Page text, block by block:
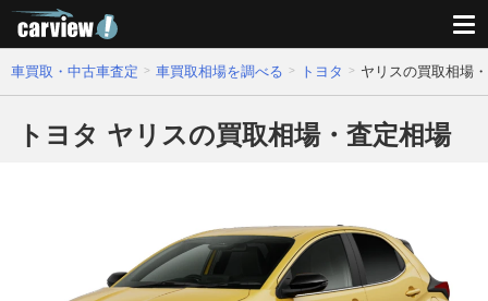
車買取・中古車査定 車買取相場を調べる トヨタ ヤリスの買取相場
トヨタ ヤリスの買取相場・査定相場